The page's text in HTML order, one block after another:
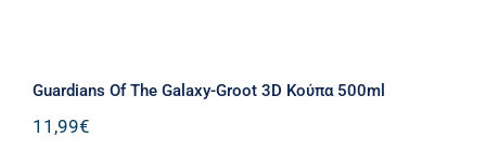
Guardians Of The Galaxy-Groot 3D Κούπα 500ml
11,99€